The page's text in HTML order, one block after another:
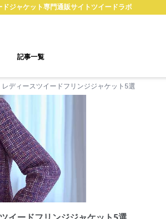
ドジャケット専門通販サイト ツイードラボ
記事一覧
ディースツイードフリンジジャケット5選